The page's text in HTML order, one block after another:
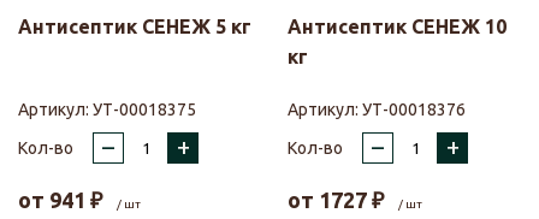
Антисептик СЕНЕЖ 5 кг
Артикул: УТ-00018375
Кол-во
– +
от 941 ₽ / шт
Антисептик СЕНЕЖ 10
кг
Артикул: УТ-00018376
Кол-во
– +
от 1727 ₽ / шт